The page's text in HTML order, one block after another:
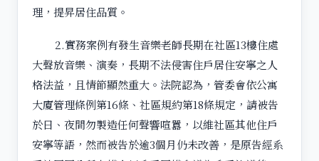
理，提昇居住品質。
2.實務案例有發生音樂老師長期在社區13樓住處
大聲放音樂、演奏，長期不法侵害住戶居住安寧之人
格法益，且情節顯然重大。法院認為，管委會依公寓
大廈管理條例第16條、社區規約第18條規定，請被告
於日、夜間勿製造任何聲響喧囂，以維社區其他住戶
安寧等語，然而被告於逾3個月仍未改善，是原告經系